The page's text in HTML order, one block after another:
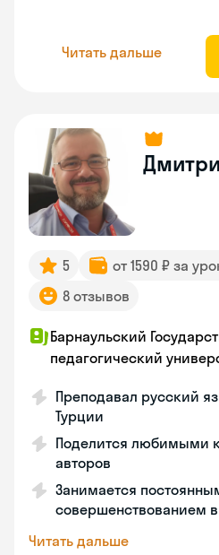
Читать дальше
5 от 1590 ₽ за
8 отзывов
Барнаульский
педагогический
Преподавал русский
Турции
Поделится любимыми
авторов
Занимается
совершенствованием
Читать дальше